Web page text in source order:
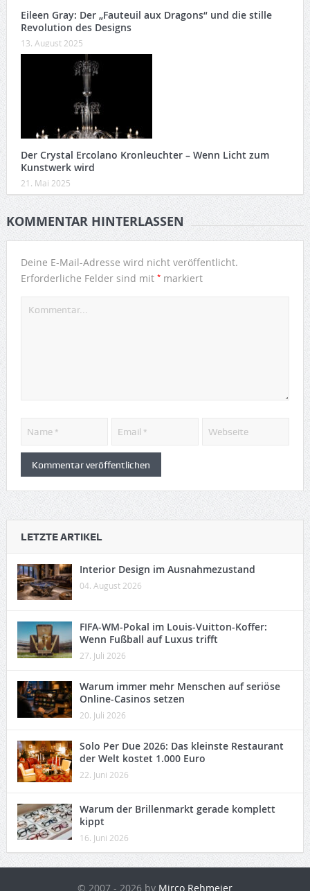
Eileen Gray: Der „Fauteuil aux Dragons“ und die stille
Revolution des Designs
13. August 2025
Der Crystal Ercolano Kronleuchter – Wenn Licht zum
Kunstwerk wird
21. Mai 2025
KOMMENTAR HINTERLASSEN
Deine E-Mail-Adresse wird nicht veröffentlicht.
Erforderliche Felder sind mit *markiert
LETZTE ARTIKEL
Interior Design im Ausnahmezustand
04. August 2026
FIFA-WM-Pokal im Louis-Vuitton-Koffer:
Wenn Fußball auf Luxus trifft
27. Juli 2026
Warum immer mehr Menschen auf seriöse
Online-Casinos setzen
20. Juli 2026
Solo Per Due 2026: Das kleinste Restaurant
der Welt kostet 1.000 Euro
22. Juni 2026
Warum der Brillenmarkt gerade komplett
kippt
16. Juni 2026
© 2007 - 2026 by Mirco Rehmeier